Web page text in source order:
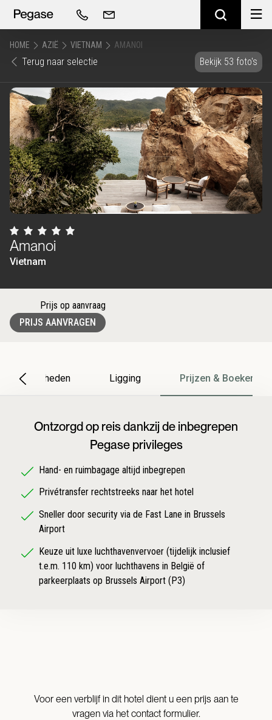
HOME AZIË VIETNAM AMANOI
Terug naar selectie Bekijk 53 foto's
Amanoi
Vietnam
Prijs op aanvraag
PRIJS AANVRAGEN
Bijzonderheden Ligging Prijzen & Boeken
Ontzorgd op reis dankzij de inbegrepen
Pegase privileges
Hand- en ruimbagage altijd inbegrepen
Privétransfer rechtstreeks naar het hotel
Sneller door security via de Fast Lane in Brussels
Airport
Keuze uit luxe luchthavenvervoer (tijdelijk inclusief
t.e.m. 110 km) voor luchthavens in België of
parkeerplaats op Brussels Airport (P3)
Voor een verblijf in dit hotel dient u een prijs aan te
vragen via het contact formulier.